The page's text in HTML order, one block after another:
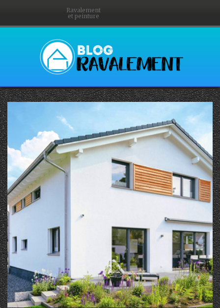
Ravalement
et peinture